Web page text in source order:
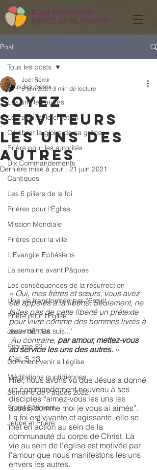
Post
Tous les posts
Les uns les autres
Le travail et le chrétien
Célébrer la gloire de sa grâce
Prière pour les autorités
Dix Commandements
Cantiques
Les 5 piliers de la foi
Prières pour l'Église
Mission Mondiale
Prières pour la ville
L'Evangile Ephésiens
La semaine avant Pâques
Les conséquences de la résurrection
Une vie transformée par l'Esprit
Prière pour l'Église
Jésus dit : "Je suis..."
Psaume 23
Comment venir a l'église
Méditations quotidiennes
Semaine de Pâques 2022
Projet Bâtiment
Jeûne et Prière
Tous les posts
Soyez
serviteurs
les uns des
autres
Joël Rémir
8 juin 2021 3 min de lecture
Dernière mise à jour : 21 juin 2021
« Oui, mes frères et sœurs, vous avez
été appelés à la liberté. Seulement, ne
faites pas de cette liberté un prétexte
pour vivre comme des hommes livrés à
eux-mêmes.
Au contraire, par amour, mettez-vous
au service les uns des autres. »
Gal. 5.13
Hier, nous avons vu que Jésus a donné
un commandement nouveau à ses
disciples “aimez-vous les uns les
autres, comme moi je vous ai aimés”.
La foi est vivante et agissante, elle se
met en action au sein de la
communauté du corps de Christ. La
vie au sein de l'église est motivée par
l’amour que nous manifestons les uns
envers les autres.